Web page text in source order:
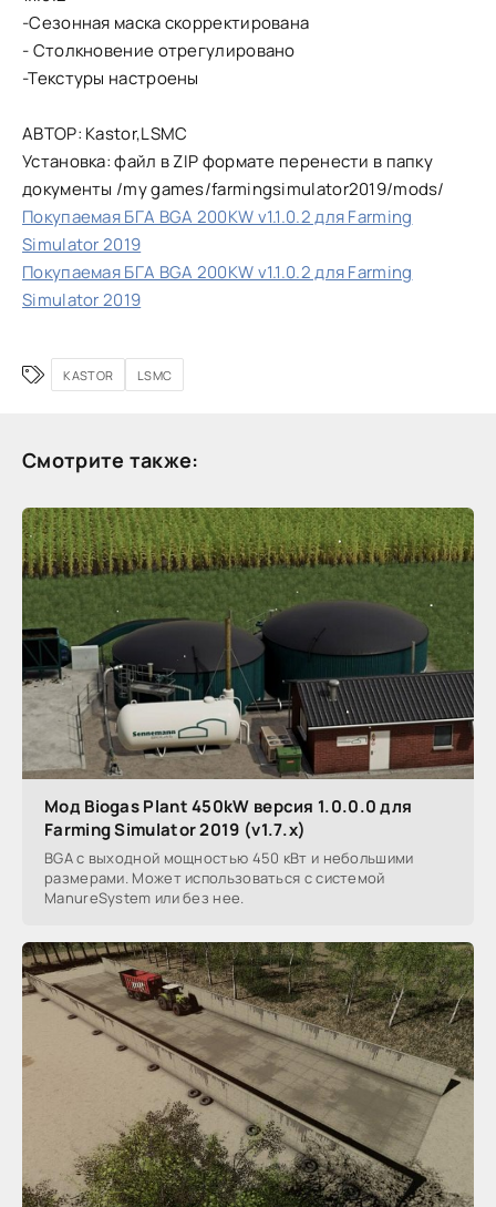
-Сезонная маска скорректирована
- Столкновение отрегулировано
-Текстуры настроены
АВТОР: Kastor,LSMC
Установка: файл в ZIP формате перенести в папку
документы /my games/farmingsimulator2019/mods/
Покупаемая БГА BGA 200KW v1.1.0.2 для Farming
Simulator 2019
Покупаемая БГА BGA 200KW v1.1.0.2 для Farming
Simulator 2019
KASTOR LSMC
Смотрите также:
Мод Biogas Plant 450kW версия 1.0.0.0 для
Farming Simulator 2019 (v1.7.x)
BGA с выходной мощностью 450 кВт и небольшими
размерами. Может использоваться с системой
ManureSystem или без нее.